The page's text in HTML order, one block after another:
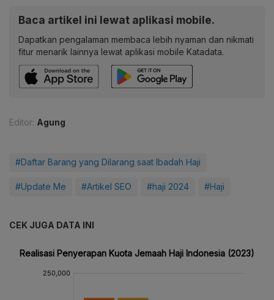
Baca artikel ini lewat aplikasi mobile.
Dapatkan pengalaman membaca lebih nyaman dan nikmati
fitur menarik lainnya lewat aplikasi mobile Katadata.
Editor: Agung
#Daftar Barang yang Dilarang saat Ibadah Haji
#Update Me #Artikel SEO #haji 2024 #Haji
CEK JUGA DATA INI